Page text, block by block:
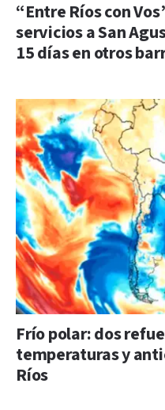
“Entre Ríos con
servicios a San
15 días en otros
Frío polar: dos
temperaturas y
Ríos